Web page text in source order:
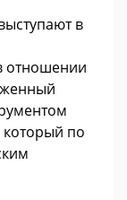
в
отношении
по